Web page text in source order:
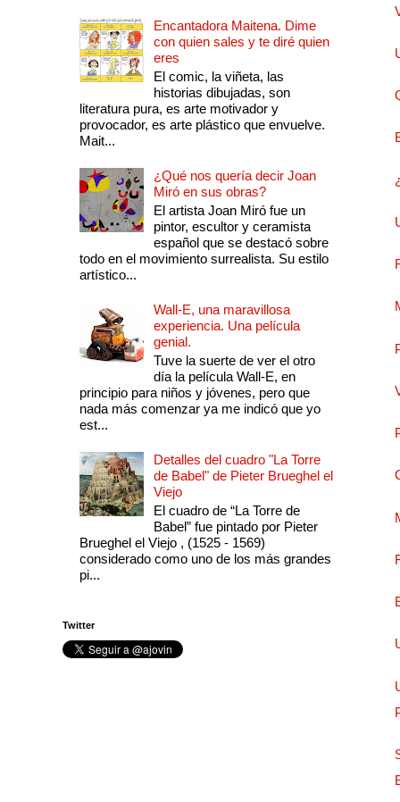
Encantadora Maitena. Dime
con quien sales y te diré quien
eres
El comic, la viñeta, las
historias dibujadas, son
literatura pura, es arte motivador y
provocador, es arte plástico que envuelve.
Mait...
¿Qué nos quería decir Joan
Miró en sus obras?
El artista Joan Miró fue un
pintor, escultor y ceramista
español que se destacó sobre
todo en el movimiento surrealista. Su estilo
artístico...
Wall-E, una maravillosa
experiencia. Una película
genial.
Tuve la suerte de ver el otro
día la película Wall-E, en
principio para niños y jóvenes, pero que
nada más comenzar ya me indicó que yo
est...
Detalles del cuadro "La Torre
de Babel" de Pieter Brueghel el
Viejo
El cuadro de “La Torre de
Babel” fue pintado por Pieter
Brueghel el Viejo , (1525 - 1569)
considerado como uno de los más grandes
pi...
Twitter